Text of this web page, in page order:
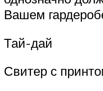
Вашем
Тай-дай
Свитер с